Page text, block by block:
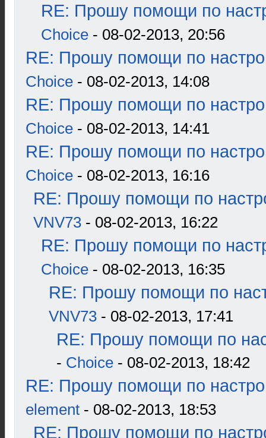
RE: Прошу помощи по
Choice - 08-02-2013, 20:56
RE: Прошу помощи по
Choice - 08-02-2013, 14:08
RE: Прошу помощи по
Choice - 08-02-2013, 14:41
RE: Прошу помощи по
Choice - 08-02-2013, 16:16
RE: Прошу помощи по
VNV73 - 08-02-2013, 16:22
RE: Прошу помощи по
Choice - 08-02-2013, 16:35
RE: Прошу помощи по
VNV73 - 08-02-2013, 17:41
RE: Прошу помощи по
- Choice - 08-02-2013, 18:42
RE: Прошу помощи по
element - 08-02-2013, 18:53
RE: Прошу помощи по